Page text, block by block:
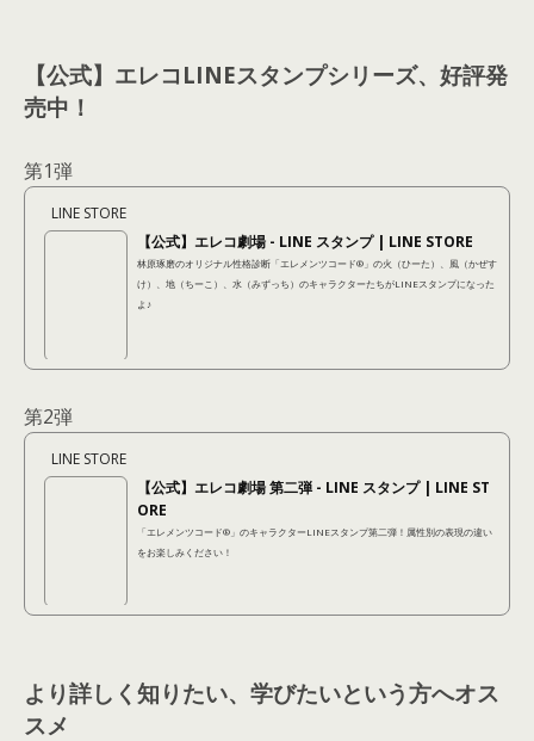
【公式】エレコLINEスタンプシリーズ、好評発
売中！
第1弾
LINE STORE
【公式】エレコ劇場 - LINE スタンプ | LINE STORE
林原琢磨のオリジナル性格診断「エレメンツコード®︎」の火（ひーた）、風（かぜす
け）、地（ちーこ）、水（みずっち）のキャラクターたちがLINEスタンプになった
よ♪
第2弾
LINE STORE
【公式】エレコ劇場 第二弾 - LINE スタンプ | LINE ST
ORE
「エレメンツコード®︎」のキャラクターLINEスタンプ第二弾！属性別の表現の違い
をお楽しみください！
より詳しく知りたい、学びたいという方へオス
スメ